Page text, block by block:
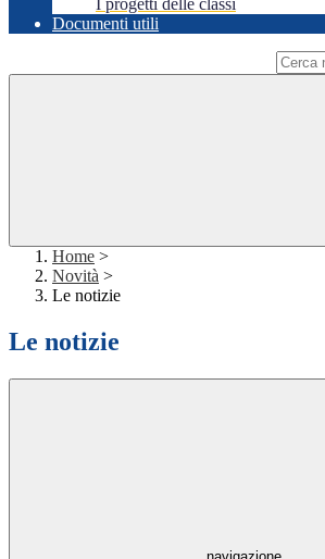
I progetti delle classi
Documenti utili
Home >
Novità >
Le notizie
Le notizie